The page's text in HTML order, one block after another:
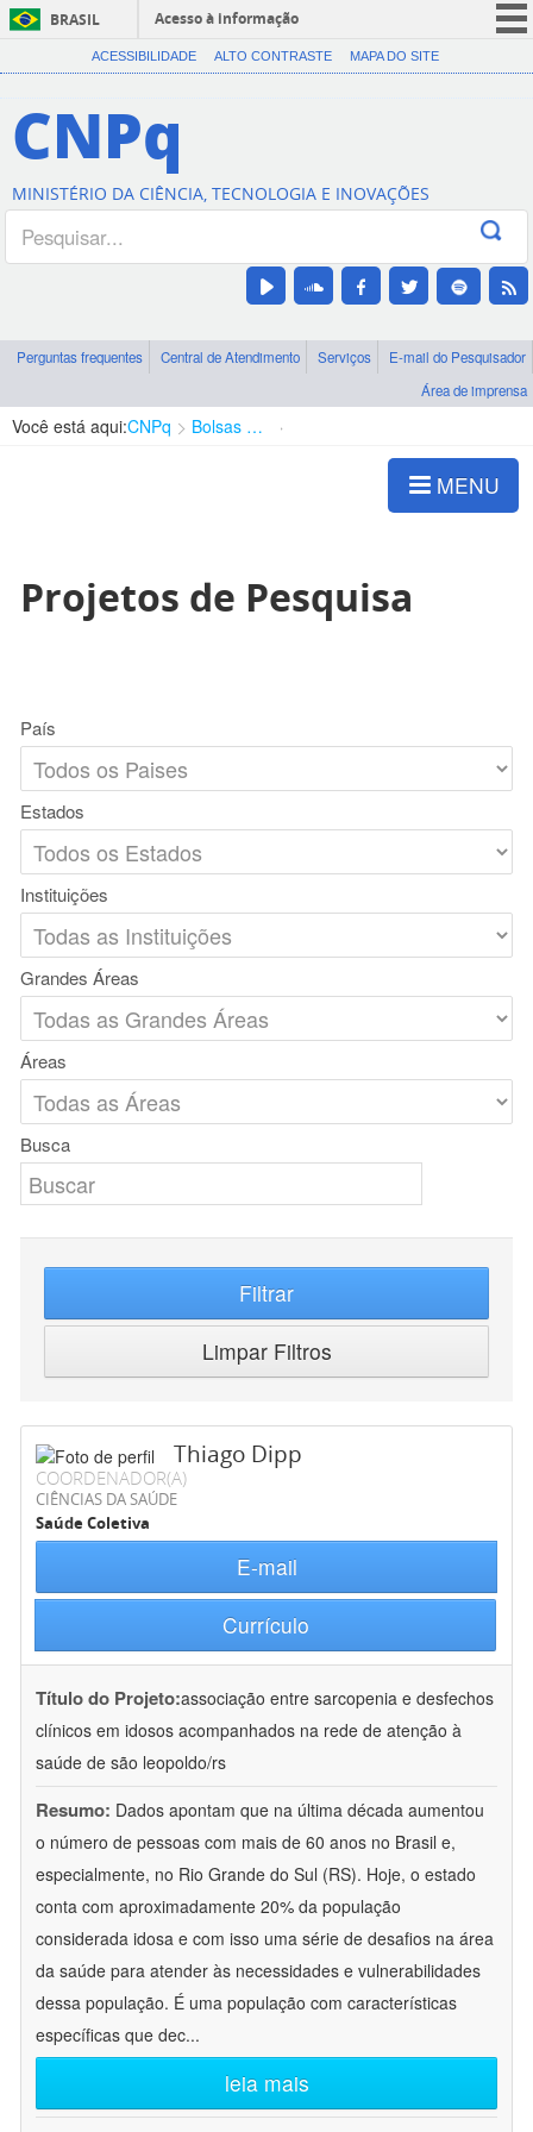
BRASIL
Acesso à informação
CORONAVÍRUS (COVID-19)
Canais
ACESSIBILIDADE ALTO CONTRASTE MAPA DO SITE
CNPq
MINISTÉRIO DA CIÊNCIA, TECNOLOGIA E INOVAÇÕES
Perguntas frequentes Central de Atendimento Serviços
E-mail do Pesquisador
Área de imprensa
Você está aqui:CNPq Bolsas e Auxílios Vigentes
MENU
Projetos de Pesquisa
País
Estados
Instituições
Grandes Áreas
Áreas
Busca
Filtrar
Limpar Filtros
Thiago Dipp
COORDENADOR(A)
CIÊNCIAS DA SAÚDE
Saúde Coletiva
E-mail
Currículo
Título do Projeto:associação entre sarcopenia e desfechos
clínicos em idosos acompanhados na rede de atenção à
saúde de são leopoldo/rs
Resumo: Dados apontam que na última década aumentou
o número de pessoas com mais de 60 anos no Brasil e,
especialmente, no Rio Grande do Sul (RS). Hoje, o estado
conta com aproximadamente 20% da população
considerada idosa e com isso uma série de desafios na área
da saúde para atender às necessidades e vulnerabilidades
dessa população. É uma população com características
específicas que dec...
leia mais